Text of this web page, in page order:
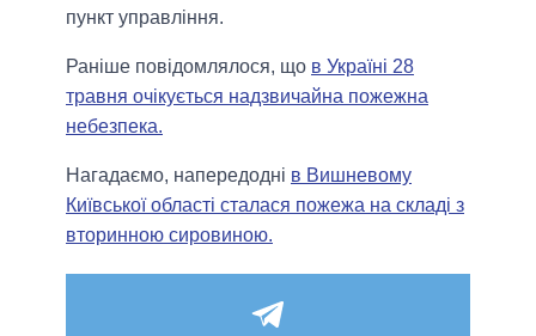
пункт управління.
Раніше повідомлялося, що в Україні 28
травня очікується надзвичайна пожежна
небезпека.
Нагадаємо, напередодні в Вишневому
Київської області сталася пожежа на складі з
вторинною сировиною.